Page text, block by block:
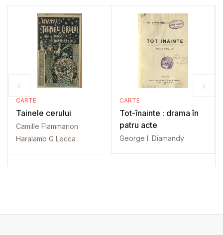
CARTE
Tainele cerului
Camille Flammarion
Haralamb G Lecca
CARTE
Tot-înainte : drama în
patru acte
George I. Diamandy